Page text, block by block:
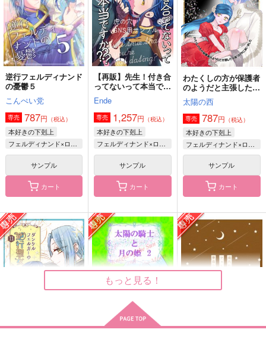
太陽の騎士と月の姫１
ありこらんど
1,257円（税込）
サンプル
作品詳細
REMIX２再録集
こんぺい党
2,200 円（税込）
サンプル
作品詳細
夜空に瞬く星の記憶
SUCRE
787円（税込）
サンプル
作品詳細
希求
流れ生まれる
あなたの心が知りたい
魔王と勇者の戦いの裏で
マゼル×ヴェルナー
サンプル
カート
ベルサイユのばら
オスカル
アンドレ
サンプル
カート
ベルサイユのばら
オスカル・フランソワ
アンドレ・グランディエ
サンプル
カート
逆行フェルディナンド
の憂鬱５
こんぺい党
専売 787円 （税込）
本好きの下剋上
フェルディナンド×ローゼマイン
サンプル
カート
【再販】先生！付き合
ってないって本当です
か？
Ende
専売 1,257円 （税込）
本好きの下剋上
フェルディナンド×ローゼマイン
サンプル
カート
わたくしの方が保護者
のようだと主張したら
返り討ちにあいました
太陽の西
専売 787円 （税込）
本好きの下剋上
フェルディナンド×ローゼマイン
サンプル
カート
もっと見る！